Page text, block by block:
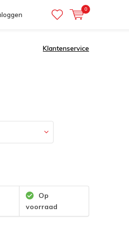
0
Klantenservice
Op
voorraad